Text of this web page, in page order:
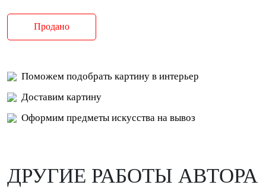
Продано
Поможем подобрать картину в интерьер
Доставим картину
Оформим предметы искусства на вывоз
ДРУГИЕ РАБОТЫ АВТОРА